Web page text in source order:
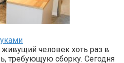
человек хоть раз в
требующую сборку. Сегодня